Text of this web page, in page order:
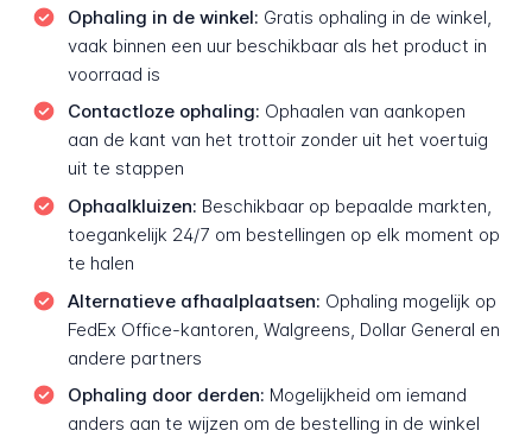
Ophaling in de winkel: Gratis ophaling in de winkel,
vaak binnen een uur beschikbaar als het product in
voorraad is
Contactloze ophaling: Ophaalen van aankopen
aan de kant van het trottoir zonder uit het voertuig
uit te stappen
Ophaalkluizen: Beschikbaar op bepaalde markten,
toegankelijk 24/7 om bestellingen op elk moment op
te halen
Alternatieve afhaalplaatsen: Ophaling mogelijk op
FedEx Office-kantoren, Walgreens, Dollar General en
andere partners
Ophaling door derden: Mogelijkheid om iemand
anders aan te wijzen om de bestelling in de winkel